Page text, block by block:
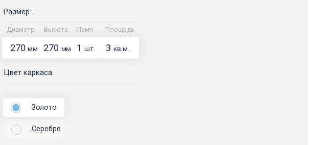
Размер:
Диаметр Высота Ламп Площадь
270мм 270 мм 1 шт. 3 кв.м.
Цвет каркаса
Золото
Серебро